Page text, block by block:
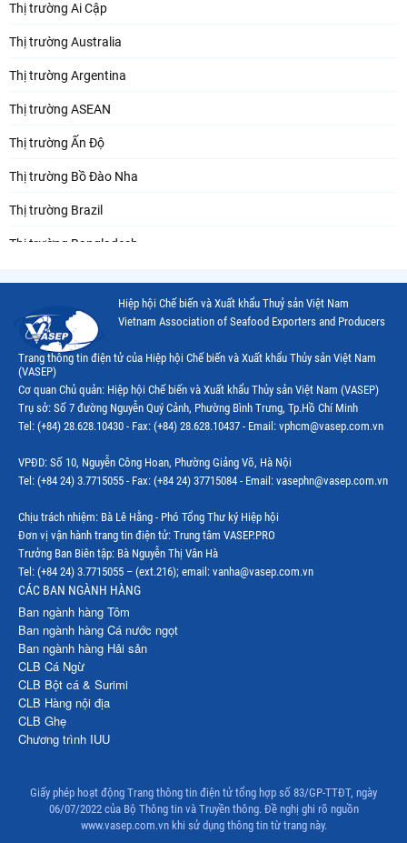
Thị trường Ai Cập
Thị trường Australia
Thị trường Argentina
Thị trường ASEAN
Thị trường Ấn Độ
Thị trường Bồ Đào Nha
Thị trường Brazil
Thị trường Bangladesh
Thị trường Canada
Thị trường Ecuador
Thị trường EU
Thị trường Indonesia
Thị trường Mỹ
Thị trường Nga
Thị trường Hàn Quốc
Thị trường Nhật Bản
Thị trường Thái Lan
Thị trường Trung Quốc
Thị trường Philippines
Thị trường Tây Ban Nha
Thị trường thủy sản khác
Hiệp hội Chế biến và Xuất khẩu Thuỷ sản Việt Nam
Vietnam Association of Seafood Exporters and Producers
Trang thông tin điện tử của Hiệp hội Chế biến và Xuất khẩu Thủy sản Việt Nam
(VASEP)
Cơ quan Chủ quản: Hiệp hội Chế biến và Xuất khẩu Thủy sản Việt Nam (VASEP)
Trụ sở: Số 7 đường Nguyễn Quý Cảnh, Phường Bình Trưng, Tp.Hồ Chí Minh
Tel: (+84) 28.628.10430 - Fax: (+84) 28.628.10437 - Email: vphcm@vasep.com.vn
VPĐD: Số 10, Nguyễn Công Hoan, Phường Giảng Võ, Hà Nội
Tel: (+84 24) 3.7715055 - Fax: (+84 24) 37715084 - Email: vasephn@vasep.com.vn
Chịu trách nhiệm: Bà Lê Hằng - Phó Tổng Thư ký Hiệp hội
Đơn vị vận hành trang tin điện tử: Trung tâm VASEP.PRO
Trưởng Ban Biên tập: Bà Nguyễn Thị Vân Hà
Tel: (+84 24) 3.7715055 – (ext.216); email: vanha@vasep.com.vn
CÁC BAN NGÀNH HÀNG
Ban ngành hàng Tôm
Ban ngành hàng Cá nước ngọt
Ban ngành hàng Hải sản
CLB Cá Ngừ
CLB Bột cá & Surimi
CLB Hàng nội địa
CLB Ghẹ
Chương trình IUU
Giấy phép hoạt động Trang thông tin điện tử tổng hợp số 83/GP-TTĐT, ngày
06/07/2022 của Bộ Thông tin và Truyền thông. Đề nghị ghi rõ nguồn
www.vasep.com.vn khi sử dụng thông tin từ trang này.